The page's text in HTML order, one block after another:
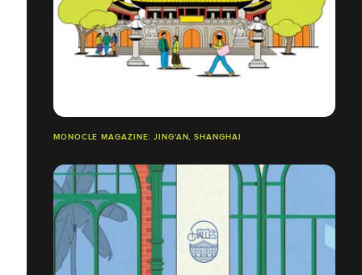
MONOCLE MAGAZINE: JING'AN, SHANGHAI